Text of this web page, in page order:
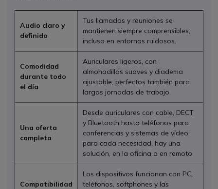
Audio claro y
definido
Tus llamadas y reuniones se
mantienen siempre comprensibles,
incluso en entornos ruidosos.
Comodidad
durante todo
el día
Auriculares ligeros, con
almohadillas suaves y diadema
ajustable, perfectos también para
largas jornadas de trabajo.
Una oferta
completa
Desde auriculares con cable, DECT
y Bluetooth hasta teléfonos para
conferencias y sistemas de vídeo:
para cada necesidad, hay una
solución, en la oficina o en remoto.
Compatibilidad
Los dispositivos funcionan con PC,
teléfonos, softphones y las